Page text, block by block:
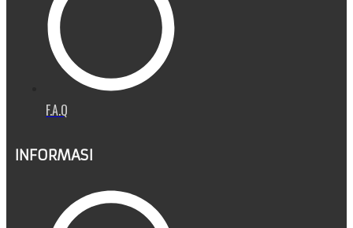
F.A.Q
INFORMASI